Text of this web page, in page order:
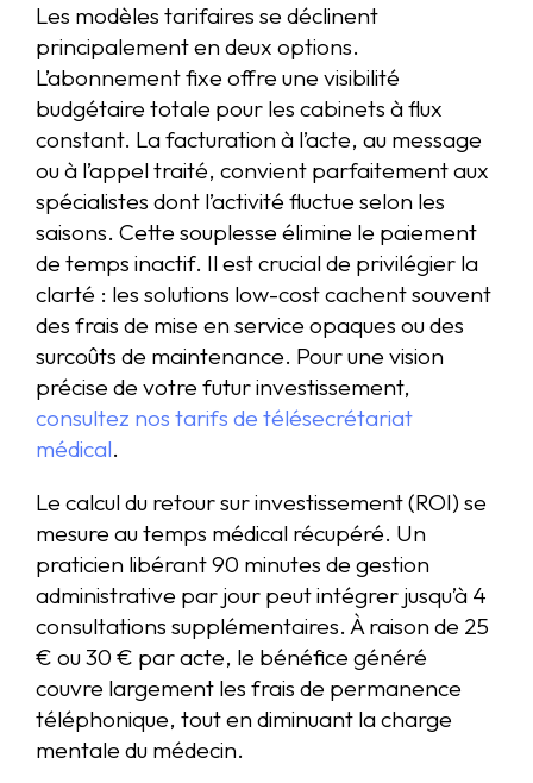
Les modèles tarifaires se déclinent
principalement en deux options.
L’abonnement fixe offre une visibilité
budgétaire totale pour les cabinets à flux
constant. La facturation à l’acte, au message
ou à l’appel traité, convient parfaitement aux
spécialistes dont l’activité fluctue selon les
saisons. Cette souplesse élimine le paiement
de temps inactif. Il est crucial de privilégier la
clarté : les solutions low-cost cachent souvent
des frais de mise en service opaques ou des
surcoûts de maintenance. Pour une vision
précise de votre futur investissement,
consultez nos tarifs de télésecrétariat
médical.
Le calcul du retour sur investissement (ROI) se
mesure au temps médical récupéré. Un
praticien libérant 90 minutes de gestion
administrative par jour peut intégrer jusqu’à 4
consultations supplémentaires. À raison de 25
€ ou 30 € par acte, le bénéfice généré
couvre largement les frais de permanence
téléphonique, tout en diminuant la charge
mentale du médecin.